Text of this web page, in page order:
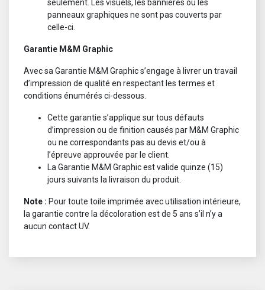
seulement. Les visuels, les bannières ou les
panneaux graphiques ne sont pas couverts par
celle-ci.
Garantie M&M Graphic
Avec sa Garantie M&M Graphic s’engage à livrer un travail
d’impression de qualité en respectant les termes et
conditions énumérés ci-dessous.
Cette garantie s’applique sur tous défauts
d’impression ou de finition causés par M&M Graphic
ou ne correspondants pas au devis et/ou à
l’épreuve approuvée par le client.
La Garantie M&M Graphic est valide quinze (15)
jours suivants la livraison du produit.
Note : Pour toute toile imprimée avec utilisation intérieure,
la garantie contre la décoloration est de 5 ans s’il n’y a
aucun contact UV.